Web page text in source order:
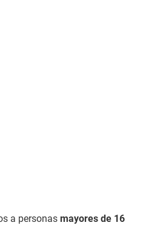
a personas mayores de 16